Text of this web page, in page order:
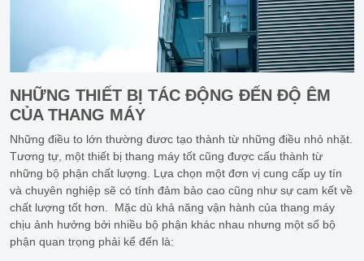
NHỮNG THIẾT BỊ TÁC ĐỘNG ĐẾN ĐỘ ÊM
CỦA THANG MÁY
Những điều to lớn thường đươc tạo thành từ những điều nhỏ nhặt.
Tương tự, một thiết bị thang máy tốt cũng được cấu thành từ
những bộ phận chất lượng. Lựa chọn một đơn vị cung cấp uy tín
và chuyên nghiệp sẽ có tính đảm bảo cao cũng như sự cam kết về
chất lượng tốt hơn. Mặc dù khả năng vận hành của thang máy
chịu ảnh hưởng bởi nhiều bộ phận khác nhau nhưng một số bộ
phận quan trọng phải kể đến là: